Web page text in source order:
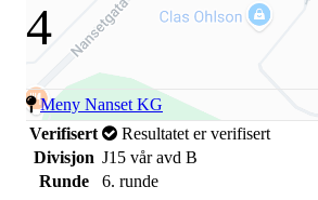
4
Meny Nanset KG
Verifisert
Resultatet er verifisert
Divisjon J15 vår avd B
Runde
6. runde